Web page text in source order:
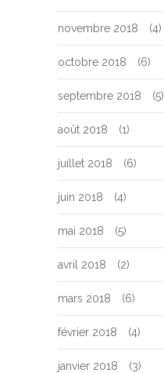
novembre 2018 (4)
octobre 2018 (6)
septembre 2018 (5)
août 2018 (1)
juillet 2018 (6)
juin 2018 (4)
mai 2018 (5)
avril 2018 (2)
mars 2018 (6)
février 2018 (4)
janvier 2018 (3)